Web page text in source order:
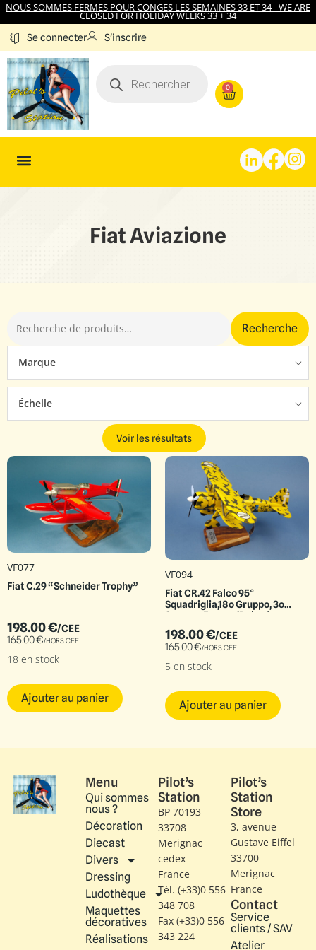
NOUS SOMMES FERMES POUR CONGES LES SEMAINES 33 ET 34 - WE ARE
CLOSED FOR HOLIDAY WEEKS 33 + 34
Se connecter S'inscrire
0
Fiat Aviazione
Recherche
Marque
Échelle
Voir les résultats
VF077
Fiat C.29 “Schneider Trophy”
198.00€/CEE
165.00€/HORS CEE
18 en stock
Ajouter au panier
VF094
Fiat CR.42 Falco 95°
Squadriglia,18o Gruppo, 3o
Stormo, Franco ‘Robur’
Bordoni-Bisleri
198.00€/CEE
165.00€/HORS CEE
5 en stock
Ajouter au panier
Menu
Qui sommes
nous ?
Décoration
Diecast
Divers
Dressing
Ludothèque
Maquettes
décoratives
Réalisations
Pilot’s
Station
BP 70193
33708
Merignac
cedex
France
Tél. (+33)0 556
348 708
Fax (+33)0 556
343 224
Pilot’s
Station
Store
3, avenue
Gustave Eiffel​
33700
Merignac
France
Contact
Service
clients / SAV
Atelier